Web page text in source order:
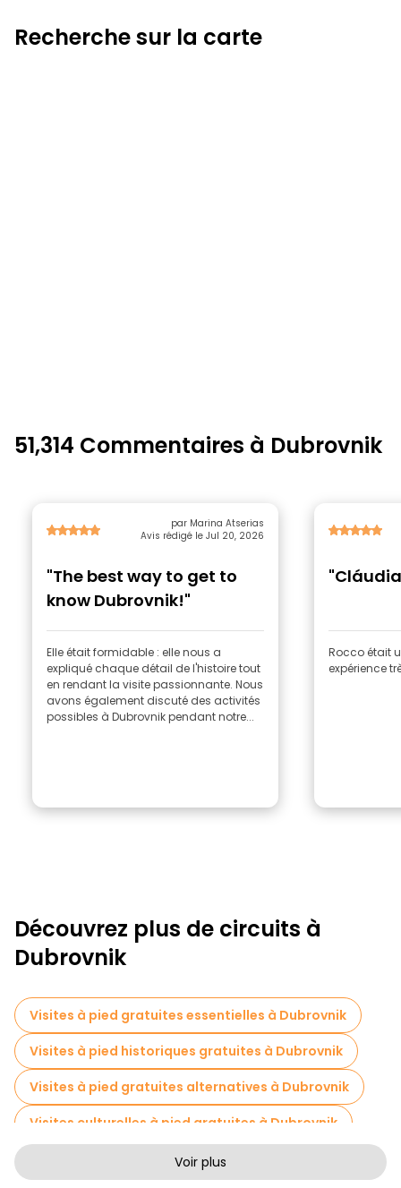
Recherche sur la carte
51,314 Commentaires à Dubrovnik
par Marina Atserias
Avis rédigé le Jul 20, 2026
"The best way to get to
know Dubrovnik!"
Elle était formidable : elle nous a
expliqué chaque détail de l'histoire tout
en rendant la visite passionnante. Nous
avons également discuté des activités
possibles à Dubrovnik pendant notre...
Rocco était
expérience
Découvrez plus de circuits à
Dubrovnik
Visites à pied gratuites essentielles à Dubrovnik
Visites à pied historiques gratuites à Dubrovnik
Visites à pied gratuites alternatives à Dubrovnik
Visites culturelles à pied gratuites à Dubrovnik
Voir plus